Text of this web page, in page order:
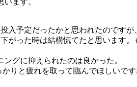
予定だったかと思われたのです
がった時は結構慌てたと思います
グに抑えられたのは良かった。
りと疲れを取って臨んでほしいです